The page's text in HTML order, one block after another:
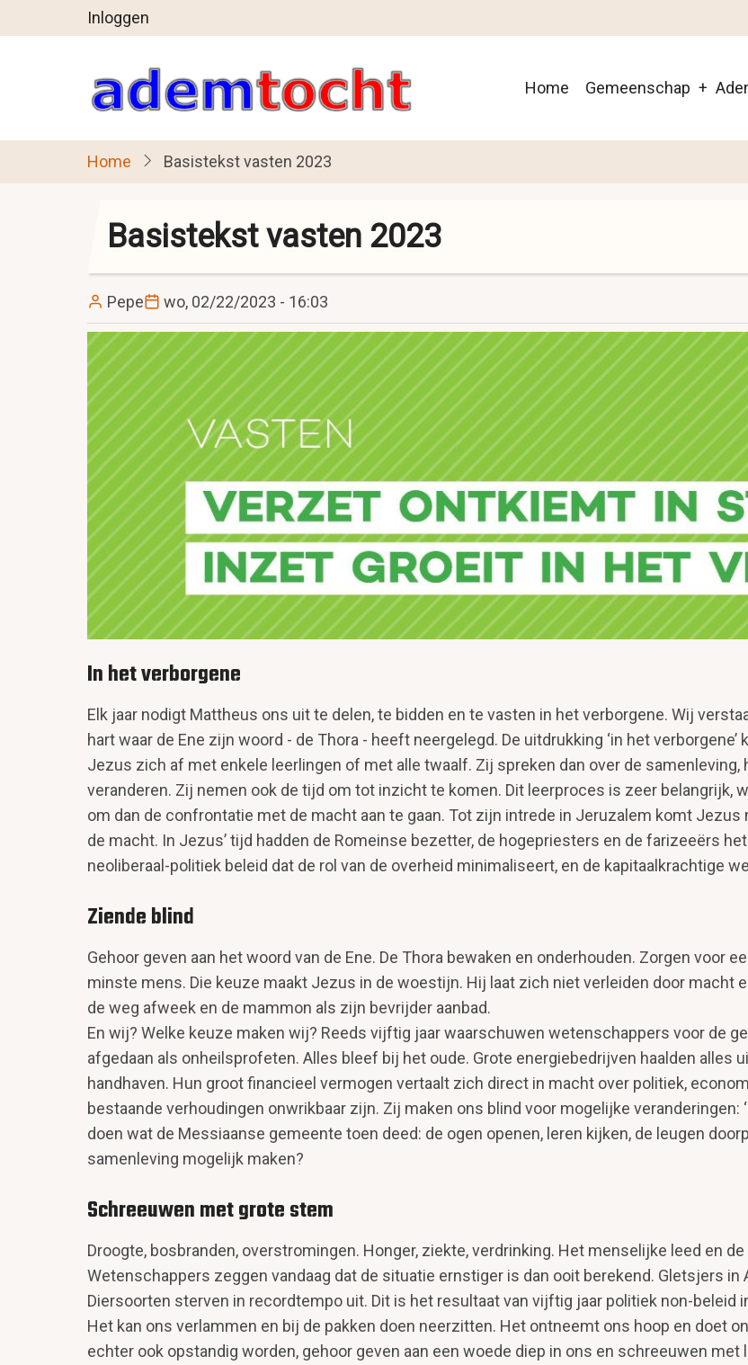
en
gaan
User
account
menu
Inloggen
Main
Home Gemeenschap
Home Basistekst vasten 2023
Basistekst vasten 2023
Pepe wo, 02/22/2023 - 16:03
Image
In het verborgene
Elk jaar nodigt Mattheus ons uit te delen, te bid­den en te vasten in het verborgene. Wij
hart waar de Ene zijn woord - de Thora - heeft neerge­legd. De uitdrukking ‘in het
Jezus zich af met enkele leerlingen of met alle twaalf. Zij spreken dan over de
veranderen. Zij nemen ook de tijd om tot inzicht te komen. Dit leerproces is zeer belangrijk,
om dan de confrontatie met de macht aan te gaan. Tot zijn intrede in Jeruzalem komt
de macht. In Jezus’ tijd hadden de Romeinse bezetter, de hoge­priesters en de farizeeërs
neoliberaal-politiek beleid dat de rol van de overheid minimaliseert, en de kapitaalkrach­tige
Ziende blind
Gehoor geven aan het woord van de Ene. De Thora bewaken en onderhouden. Zorgen voor
minste mens. Die keuze maakt Jezus in de woestijn. Hij laat zich niet verleiden door macht
de weg afweek en de mam­mon als zijn bevrijder aanbad.
En wij? Welke keuze maken wij? Reeds vijftig jaar waarschuwen wetenschappers voor de
afgedaan als onheilsprofeten. Alles bleef bij het oude. Grote ener­giebedrijven haalden alles
handhaven. Hun groot financieel vermogen vertaalt zich direct in macht over poli­tiek,
bestaande verhoudingen onwrikbaar zijn. Zij maken ons blind voor mogelijke veranderingen:
doen wat de Messiaanse gemeente toen deed: de ogen openen, leren kijken, de leugen
samenleving mogelijk maken?
Schreeuwen met grote stem
Droogte, bosbranden, overstromingen. Honger, ziekte, verdrinking. Het menselijke leed en
Wetenschappers zeggen vandaag dat de situatie ernstiger is dan ooit bere­kend. Gletsjers
Diersoorten sterven in recordtempo uit. Dit is het resultaat van vijftig jaar politiek non-beleid
Het kan ons verlammen en bij de pakken doen neer­zitten. Het ontneemt ons hoop en doet
echter ook opstandig worden, gehoor geven aan een woede diep in ons en schreeuwen met